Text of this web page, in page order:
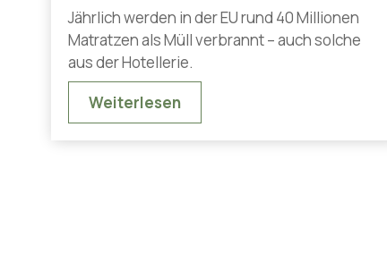
Jährlich werden in der EU rund 40 Millionen
Matratzen als Müll verbrannt – auch solche
aus der Hotellerie.
Weiterlesen